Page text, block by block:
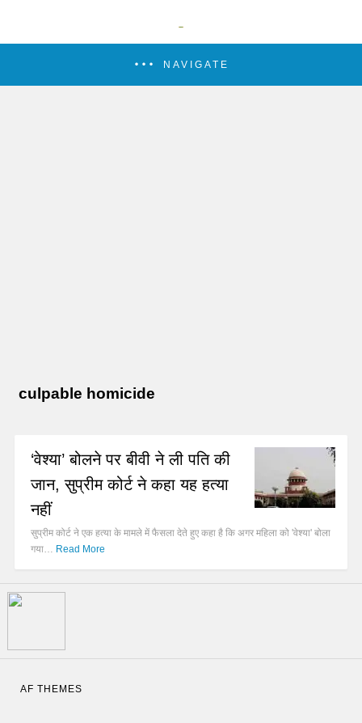
NAVIGATE
culpable homicide
‘वेश्या’ बोलने पर बीवी ने ली पति की
जान, सुप्रीम कोर्ट ने कहा यह हत्या
नहीं
सुप्रीम कोर्ट ने एक हत्या के मामले में फैसला देते हुए कहा है कि अगर महिला को 'वेश्या' बोला
गया… Read More
AF THEMES